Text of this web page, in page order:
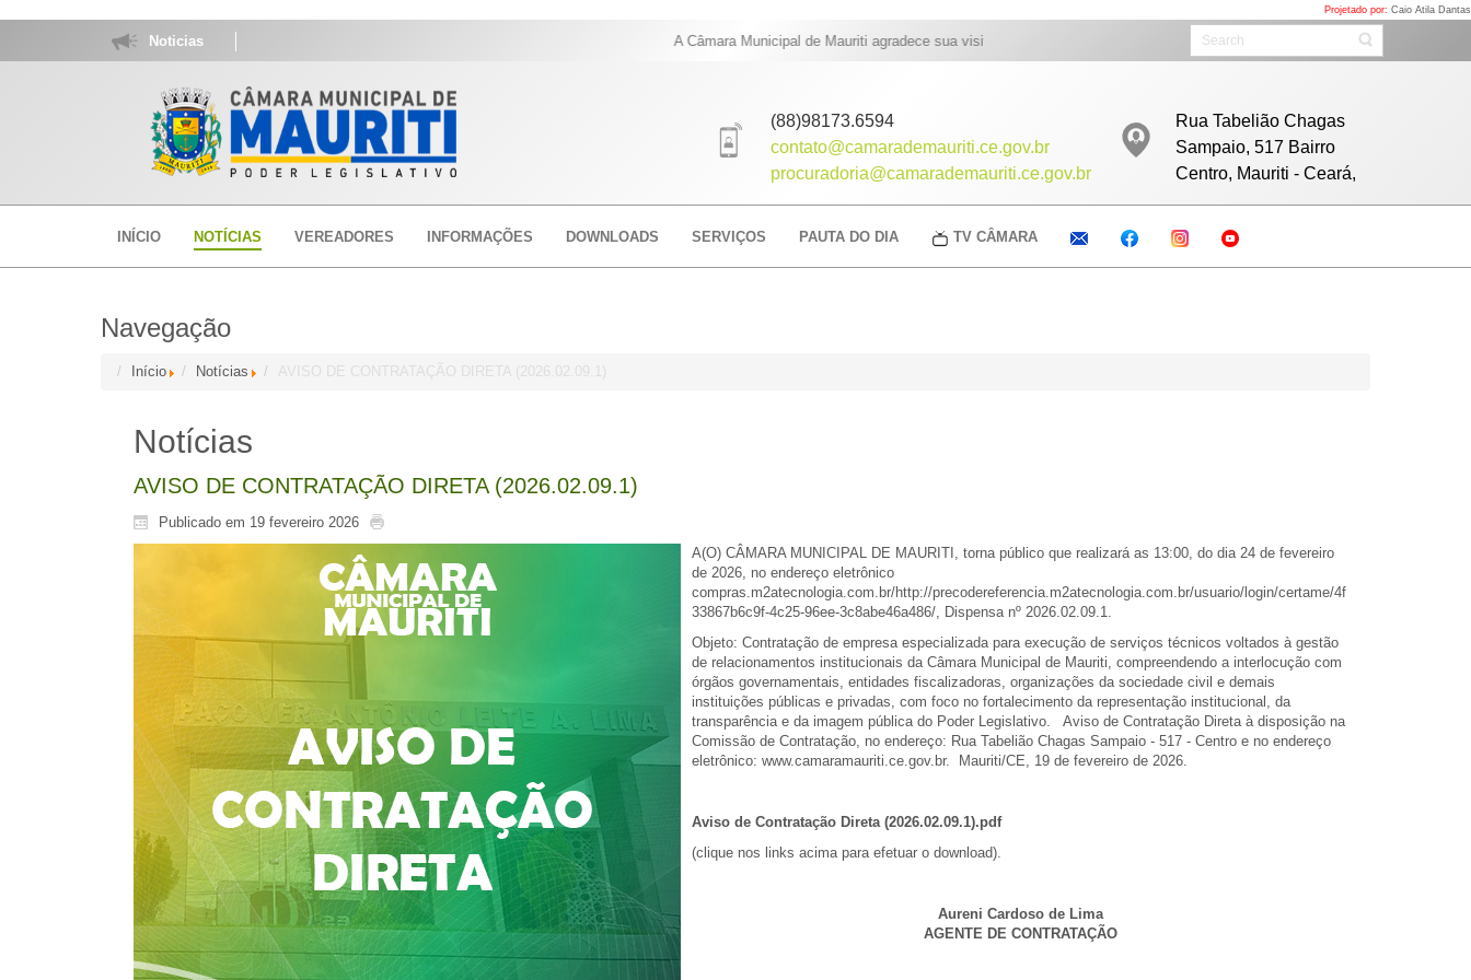
Projetado por: Caio Atila Dantas
Noticias A Câmara Municipal de Mauriti agradece sua visita. Acompanhe as sessões ao vivo todos as Sextas com início as 08h clicando
Rua Tabelião Chagas
Sampaio, 517 Bairro
Centro, Mauriti - Ceará,
(88)98173.6594
contato@camarademauriti.ce.gov.br
procuradoria@camarademauriti.ce.gov.br
INÍCIO NOTÍCIAS VEREADORES INFORMAÇÕES DOWNLOADS SERVIÇOS PAUTA DO DIA TV CÂMARA
Navegação
Início Notícias AVISO DE CONTRATAÇÃO DIRETA (2026.02.09.1)
Notícias
AVISO DE CONTRATAÇÃO DIRETA (2026.02.09.1)
Publicado em 19 fevereiro 2026
A(O) CÂMARA MUNICIPAL DE MAURITI, torna público que realizará as 13:00, do dia 24 de fevereiro
de 2026, no endereço eletrônico
compras.m2atecnologia.com.br/http://precodereferencia.m2atecnologia.com.br/usuario/login/certame/4f
33867b6c9f-4c25-96ee-3c8abe46a486/, Dispensa nº 2026.02.09.1.
Objeto: Contratação de empresa especializada para execução de serviços técnicos voltados à gestão
de relacionamentos institucionais da Câmara Municipal de Mauriti, compreendendo a interlocução com
órgãos governamentais, entidades fiscalizadoras, organizações da sociedade civil e demais
instituições públicas e privadas, com foco no fortalecimento da representação institucional, da
transparência e da imagem pública do Poder Legislativo. Aviso de Contratação Direta à disposição na
Comissão de Contratação, no endereço: Rua Tabelião Chagas Sampaio - 517 - Centro e no endereço
eletrônico: www.camaramauriti.ce.gov.br. Mauriti/CE, 19 de fevereiro de 2026.
Aviso de Contratação Direta (2026.02.09.1).pdf
(clique nos links acima para efetuar o download).
Aureni Cardoso de Lima
AGENTE DE CONTRATAÇÃO